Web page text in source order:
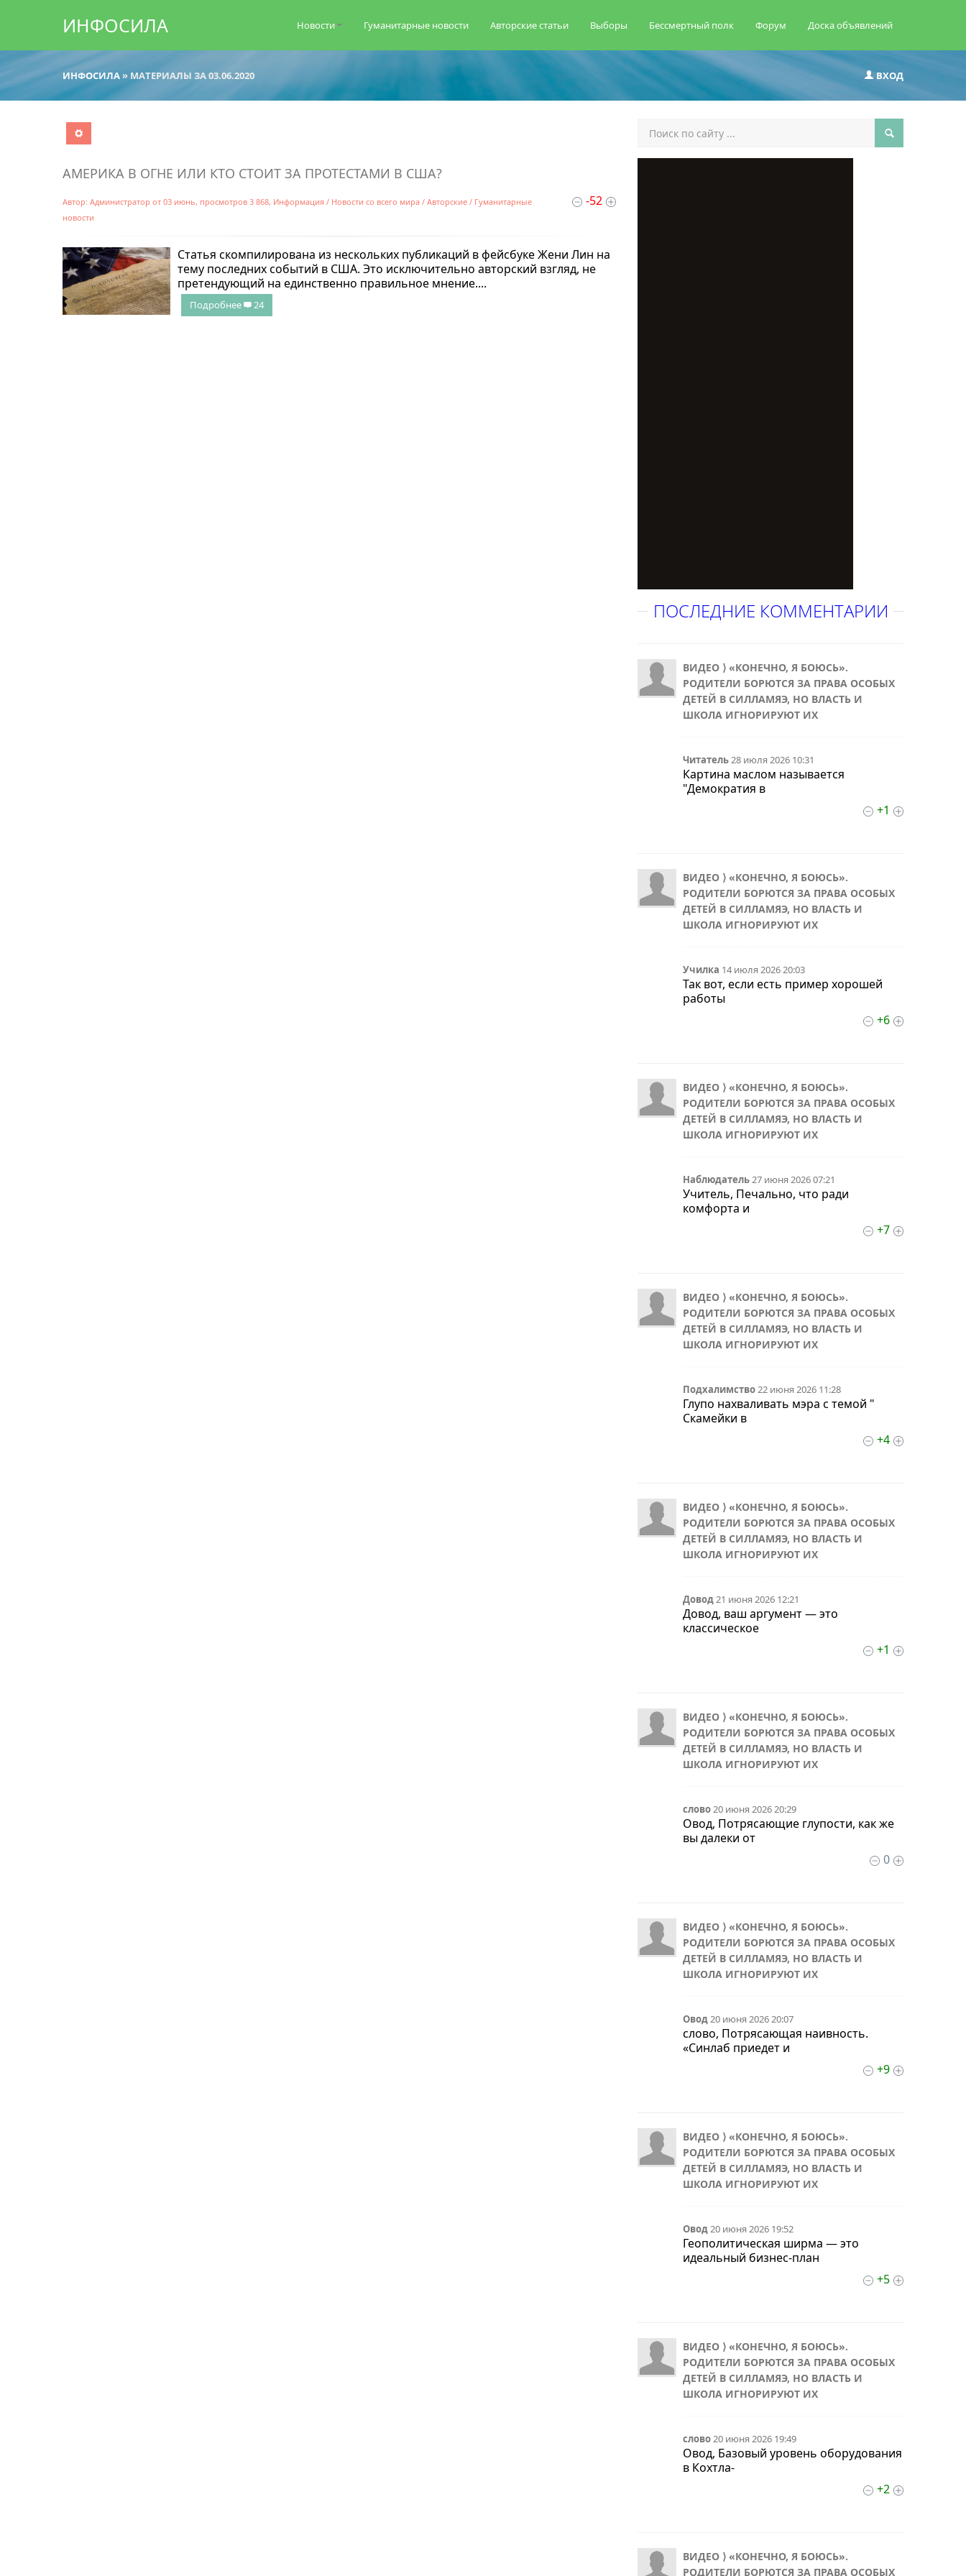
ИНФОСИЛА Новости Гуманитарные новости Авторские статьи Выборы Бессмертный полк Форум Доска объявлений
ВХОД
ИНФОСИЛА» МАТЕРИАЛЫ ЗА 03.06.2020
АМЕРИКА В ОГНЕ ИЛИ КТО СТОИТ ЗА ПРОТЕСТАМИ В США?
-52
Автор: Администратор от 03 июнь, просмотров 3 868, Информация / Новости со всего мира / Авторские / Гуманитарные
новости
Статья скомпилирована из нескольких публикаций в фейсбуке Жени Лин на
тему последних событий в США. Это исключительно авторский взгляд, не
претендующий на единственно правильное мнение....
Подробнее 24
ПОСЛЕДНИЕ КОММЕНТАРИИ
ВИДЕО ⟩ «КОНЕЧНО, Я БОЮСЬ».
РОДИТЕЛИ БОРЮТСЯ ЗА ПРАВА ОСОБЫХ
ДЕТЕЙ В СИЛЛАМЯЭ, НО ВЛАСТЬ И
ШКОЛА ИГНОРИРУЮТ ИХ
Читатель28 июля 2026 10:31
Картина маслом называется
"Демократия в
+1
ВИДЕО ⟩ «КОНЕЧНО, Я БОЮСЬ».
РОДИТЕЛИ БОРЮТСЯ ЗА ПРАВА ОСОБЫХ
ДЕТЕЙ В СИЛЛАМЯЭ, НО ВЛАСТЬ И
ШКОЛА ИГНОРИРУЮТ ИХ
Училка 14 июля 2026 20:03
Так вот, если есть пример хорошей
работы
+6
ВИДЕО ⟩ «КОНЕЧНО, Я БОЮСЬ».
РОДИТЕЛИ БОРЮТСЯ ЗА ПРАВА ОСОБЫХ
ДЕТЕЙ В СИЛЛАМЯЭ, НО ВЛАСТЬ И
ШКОЛА ИГНОРИРУЮТ ИХ
Наблюдатель27 июня 2026 07:21
Учитель, Печально, что ради
комфорта и
+7
ВИДЕО ⟩ «КОНЕЧНО, Я БОЮСЬ».
РОДИТЕЛИ БОРЮТСЯ ЗА ПРАВА ОСОБЫХ
ДЕТЕЙ В СИЛЛАМЯЭ, НО ВЛАСТЬ И
ШКОЛА ИГНОРИРУЮТ ИХ
Подхалимство22 июня 2026 11:28
Глупо нахваливать мэра с темой "
Скамейки в
+4
ВИДЕО ⟩ «КОНЕЧНО, Я БОЮСЬ».
РОДИТЕЛИ БОРЮТСЯ ЗА ПРАВА ОСОБЫХ
ДЕТЕЙ В СИЛЛАМЯЭ, НО ВЛАСТЬ И
ШКОЛА ИГНОРИРУЮТ ИХ
Довод21 июня 2026 12:21
Довод, ваш аргумент — это
классическое
+1
ВИДЕО ⟩ «КОНЕЧНО, Я БОЮСЬ».
РОДИТЕЛИ БОРЮТСЯ ЗА ПРАВА ОСОБЫХ
ДЕТЕЙ В СИЛЛАМЯЭ, НО ВЛАСТЬ И
ШКОЛА ИГНОРИРУЮТ ИХ
слово20 июня 2026 20:29
Овод, Потрясающие глупости, как же
вы далеки от
0
ВИДЕО ⟩ «КОНЕЧНО, Я БОЮСЬ».
РОДИТЕЛИ БОРЮТСЯ ЗА ПРАВА ОСОБЫХ
ДЕТЕЙ В СИЛЛАМЯЭ, НО ВЛАСТЬ И
ШКОЛА ИГНОРИРУЮТ ИХ
Овод20 июня 2026 20:07
слово, Потрясающая наивность.
«Синлаб приедет и
+9
ВИДЕО ⟩ «КОНЕЧНО, Я БОЮСЬ».
РОДИТЕЛИ БОРЮТСЯ ЗА ПРАВА ОСОБЫХ
ДЕТЕЙ В СИЛЛАМЯЭ, НО ВЛАСТЬ И
ШКОЛА ИГНОРИРУЮТ ИХ
Овод20 июня 2026 19:52
Геополитическая ширма — это
идеальный бизнес-план
+5
ВИДЕО ⟩ «КОНЕЧНО, Я БОЮСЬ».
РОДИТЕЛИ БОРЮТСЯ ЗА ПРАВА ОСОБЫХ
ДЕТЕЙ В СИЛЛАМЯЭ, НО ВЛАСТЬ И
ШКОЛА ИГНОРИРУЮТ ИХ
слово20 июня 2026 19:49
Овод, Базовый уровень оборудования
в Кохтла-
+2
ВИДЕО ⟩ «КОНЕЧНО, Я БОЮСЬ».
РОДИТЕЛИ БОРЮТСЯ ЗА ПРАВА ОСОБЫХ